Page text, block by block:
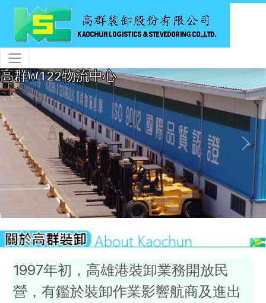
高群W122物流中心
Previous Next
1997年初，高雄港裝卸業務開放民
營，有鑑於裝卸作業影響航商及進出